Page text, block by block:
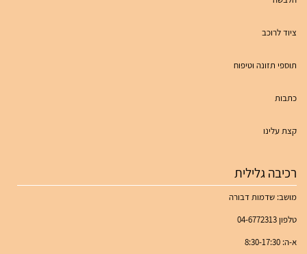
ציוד לרוכב
תוספי תזונה וטיפוח
כתבות
קצת עלינו
רכיבה גלילית
מושב: שדמות דבורה
טלפון 04-6772313
א-ה: 8:30-17:30